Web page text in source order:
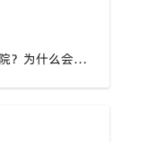
健康指南-泉州治疗白癜风厉害医院？为什么会长白斑的原因？